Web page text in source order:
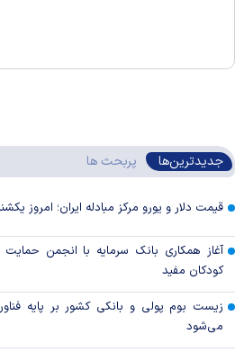
جدیدترین‌ها پربحث ها
قیمت دلار و یورو مرکز مبادله ایران؛ امروز یکشنبه ۱۸ مرداد
آغاز همکاری بانک سرمایه با انجمن حمایت
کودکان مفید
زیست بوم پولی و بانکی کشور بر پایه
می‌شود